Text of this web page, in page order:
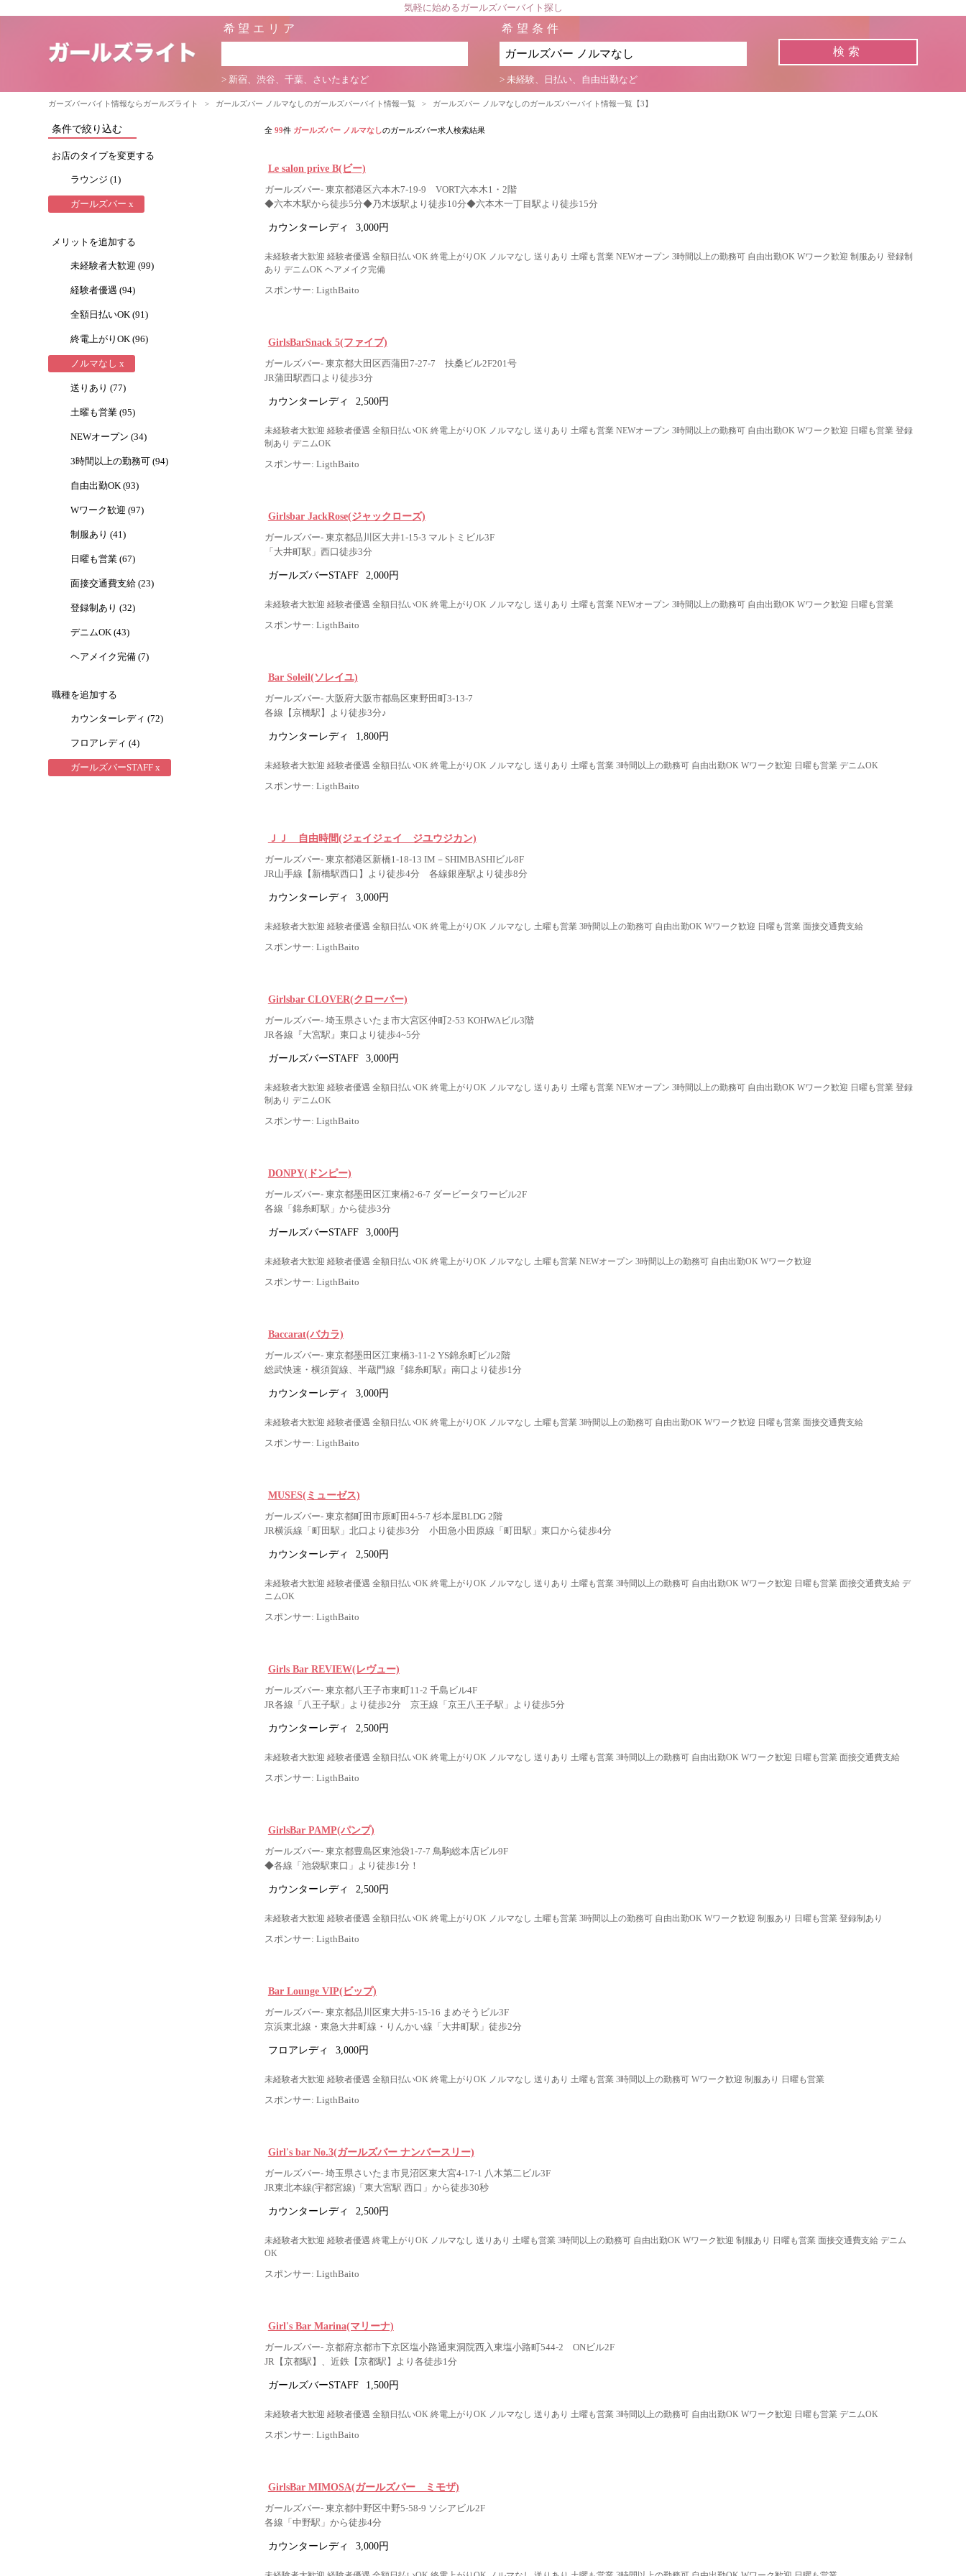
気軽に始めるガールズバーバイト探し
希望エリア
> 新宿、渋谷、千葉、さいたまなど
希望条件
> 未経験、日払い、自由出勤など
ガーズバーバイト情報ならガールズライト > ガールズバー ノルマなしのガールズバーバイト情報一覧 > ガールズバー ノルマなしのガールズバーバイト情報一覧【3】
条件で絞り込む
お店のタイプを変更する
ラウンジ (1)
ガールズバー x
メリットを追加する
未経験者大歓迎 (99)
経験者優遇 (94)
全額日払いOK (91)
終電上がりOK (96)
ノルマなし x
送りあり (77)
土曜も営業 (95)
NEWオープン (34)
3時間以上の勤務可 (94)
自由出勤OK (93)
Wワーク歓迎 (97)
制服あり (41)
日曜も営業 (67)
面接交通費支給 (23)
登録制あり (32)
デニムOK (43)
ヘアメイク完備 (7)
職種を追加する
カウンターレディ (72)
フロアレディ (4)
ガールズバーSTAFF x
全 99件 ガールズバー ノルマなしのガールズバー求人検索結果
Le salon prive B(ビー)
ガールズバー- 東京都港区六本木7-19-9 VORT六本木1・2階
◆六本木駅から徒歩5分◆乃木坂駅より徒歩10分◆六本木一丁目駅より徒歩15分
カウンターレディ 3,000円
未経験者大歓迎 経験者優遇 全額日払いOK 終電上がりOK ノルマなし 送りあり 土曜も営業 NEWオープン 3時間以上の勤務可 自由出勤OK Wワーク歓迎 制服あり 登録制
あり デニムOK ヘアメイク完備
スポンサー: LigthBaito
GirlsBarSnack 5(ファイブ)
ガールズバー- 東京都大田区西蒲田7-27-7 扶桑ビル2F201号
JR蒲田駅西口より徒歩3分
カウンターレディ 2,500円
未経験者大歓迎 経験者優遇 全額日払いOK 終電上がりOK ノルマなし 送りあり 土曜も営業 NEWオープン 3時間以上の勤務可 自由出勤OK Wワーク歓迎 日曜も営業 登録
制あり デニムOK
スポンサー: LigthBaito
Girlsbar JackRose(ジャックローズ)
ガールズバー- 東京都品川区大井1-15-3 マルトミビル3F
「大井町駅」西口徒歩3分
ガールズバーSTAFF 2,000円
未経験者大歓迎 経験者優遇 全額日払いOK 終電上がりOK ノルマなし 送りあり 土曜も営業 NEWオープン 3時間以上の勤務可 自由出勤OK Wワーク歓迎 日曜も営業
スポンサー: LigthBaito
Bar Soleil(ソレイユ)
ガールズバー- 大阪府大阪市都島区東野田町3-13-7
各線【京橋駅】より徒歩3分♪
カウンターレディ 1,800円
未経験者大歓迎 経験者優遇 全額日払いOK 終電上がりOK ノルマなし 送りあり 土曜も営業 3時間以上の勤務可 自由出勤OK Wワーク歓迎 日曜も営業 デニムOK
スポンサー: LigthBaito
ＪＪ 自由時間(ジェイジェイ ジユウジカン)
ガールズバー- 東京都港区新橋1-18-13 IM－SHIMBASHIビル8F
JR山手線【新橋駅西口】より徒歩4分 各線銀座駅より徒歩8分
カウンターレディ 3,000円
未経験者大歓迎 経験者優遇 全額日払いOK 終電上がりOK ノルマなし 土曜も営業 3時間以上の勤務可 自由出勤OK Wワーク歓迎 日曜も営業 面接交通費支給
スポンサー: LigthBaito
Girlsbar CLOVER(クローバー)
ガールズバー- 埼玉県さいたま市大宮区仲町2-53 KOHWAビル3階
JR各線『大宮駅』東口より徒歩4~5分
ガールズバーSTAFF 3,000円
未経験者大歓迎 経験者優遇 全額日払いOK 終電上がりOK ノルマなし 送りあり 土曜も営業 NEWオープン 3時間以上の勤務可 自由出勤OK Wワーク歓迎 日曜も営業 登録
制あり デニムOK
スポンサー: LigthBaito
DONPY(ドンピー)
ガールズバー- 東京都墨田区江東橋2-6-7 ダービータワービル2F
各線「錦糸町駅」から徒歩3分
ガールズバーSTAFF 3,000円
未経験者大歓迎 経験者優遇 全額日払いOK 終電上がりOK ノルマなし 土曜も営業 NEWオープン 3時間以上の勤務可 自由出勤OK Wワーク歓迎
スポンサー: LigthBaito
Baccarat(バカラ)
ガールズバー- 東京都墨田区江東橋3-11-2 YS錦糸町ビル2階
総武快速・横須賀線、半蔵門線『錦糸町駅』南口より徒歩1分
カウンターレディ 3,000円
未経験者大歓迎 経験者優遇 全額日払いOK 終電上がりOK ノルマなし 土曜も営業 3時間以上の勤務可 自由出勤OK Wワーク歓迎 日曜も営業 面接交通費支給
スポンサー: LigthBaito
MUSES(ミューゼス)
ガールズバー- 東京都町田市原町田4-5-7 杉本屋BLDG 2階
JR横浜線「町田駅」北口より徒歩3分 小田急小田原線「町田駅」東口から徒歩4分
カウンターレディ 2,500円
未経験者大歓迎 経験者優遇 全額日払いOK 終電上がりOK ノルマなし 送りあり 土曜も営業 3時間以上の勤務可 自由出勤OK Wワーク歓迎 日曜も営業 面接交通費支給 デ
ニムOK
スポンサー: LigthBaito
Girls Bar REVIEW(レヴュー)
ガールズバー- 東京都八王子市東町11-2 千島ビル4F
JR各線「八王子駅」より徒歩2分 京王線「京王八王子駅」より徒歩5分
カウンターレディ 2,500円
未経験者大歓迎 経験者優遇 全額日払いOK 終電上がりOK ノルマなし 送りあり 土曜も営業 3時間以上の勤務可 自由出勤OK Wワーク歓迎 日曜も営業 面接交通費支給
スポンサー: LigthBaito
GirlsBar PAMP(パンプ)
ガールズバー- 東京都豊島区東池袋1-7-7 鳥駒総本店ビル9F
◆各線「池袋駅東口」より徒歩1分！
カウンターレディ 2,500円
未経験者大歓迎 経験者優遇 全額日払いOK 終電上がりOK ノルマなし 土曜も営業 3時間以上の勤務可 自由出勤OK Wワーク歓迎 制服あり 日曜も営業 登録制あり
スポンサー: LigthBaito
Bar Lounge VIP(ビップ)
ガールズバー- 東京都品川区東大井5-15-16 まめそうビル3F
京浜東北線・東急大井町線・りんかい線「大井町駅」徒歩2分
フロアレディ 3,000円
未経験者大歓迎 経験者優遇 全額日払いOK 終電上がりOK ノルマなし 送りあり 土曜も営業 3時間以上の勤務可 Wワーク歓迎 制服あり 日曜も営業
スポンサー: LigthBaito
Girl's bar No.3(ガールズバー ナンバースリー)
ガールズバー- 埼玉県さいたま市見沼区東大宮4-17-1 八木第二ビル3F
JR東北本線(宇都宮線)「東大宮駅 西口」から徒歩30秒
カウンターレディ 2,500円
未経験者大歓迎 経験者優遇 終電上がりOK ノルマなし 送りあり 土曜も営業 3時間以上の勤務可 自由出勤OK Wワーク歓迎 制服あり 日曜も営業 面接交通費支給 デニム
OK
スポンサー: LigthBaito
Girl's Bar Marina(マリーナ)
ガールズバー- 京都府京都市下京区塩小路通東洞院西入東塩小路町544-2 ONビル2F
JR【京都駅】、近鉄【京都駅】より各徒歩1分
ガールズバーSTAFF 1,500円
未経験者大歓迎 経験者優遇 全額日払いOK 終電上がりOK ノルマなし 送りあり 土曜も営業 3時間以上の勤務可 自由出勤OK Wワーク歓迎 日曜も営業 デニムOK
スポンサー: LigthBaito
GirlsBar MIMOSA(ガールズバー ミモザ)
ガールズバー- 東京都中野区中野5-58-9 ソシアビル2F
各線「中野駅」から徒歩4分
カウンターレディ 3,000円